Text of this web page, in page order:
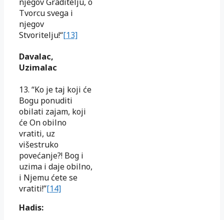
Tvorcu svega i
njegov
Stvoritelju!“[13]
Davalac,
Uzimalac
13. “Ko je taj koji će
Bogu ponuditi
obilati zajam, koji
će On obilno
vratiti, uz
višestruko
povećanje?! Bog i
uzima i daje obilno,
i Njemu ćete se
vratiti!”[14]
Hadis: